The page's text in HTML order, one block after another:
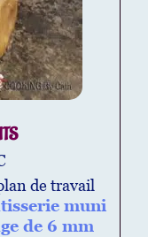
de travail
muni
de 6 mm